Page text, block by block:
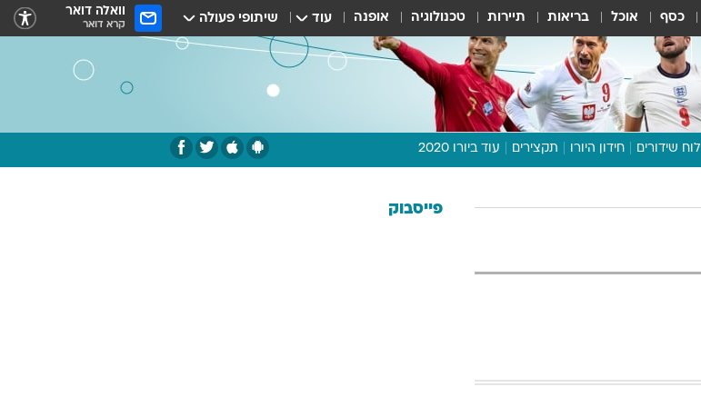
כסף אוכל בריאות תיירות טכנולוגיה אופנה עוד שיתופי פעולה וואלה דואר
קרא דואר
לוח שידורים חידון היורו תקצירים עוד ביורו 2020
תכנית היורו פייסבוק